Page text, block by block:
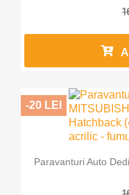
Paravanturi Auto
-20 LEI